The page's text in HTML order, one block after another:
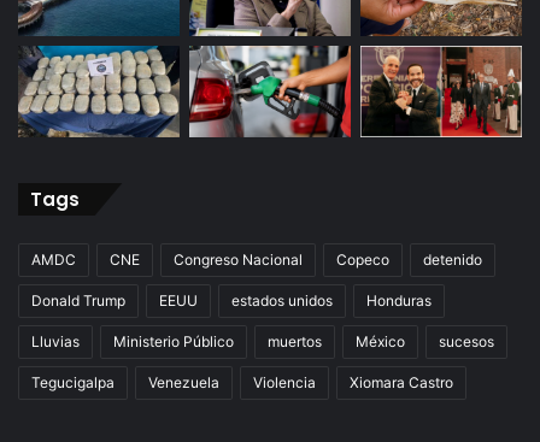
Tags
AMDC CNE Congreso Nacional Copeco detenido
Donald Trump EEUU estados unidos Honduras
Lluvias Ministerio Público muertos México sucesos
Tegucigalpa Venezuela Violencia Xiomara Castro